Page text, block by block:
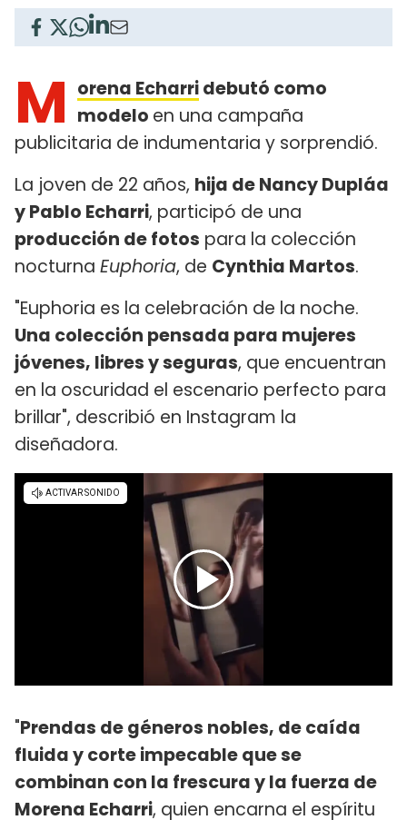
M orena Echarridebutó como
modelo en una campaña
publicitaria de indumentaria y sorprendió.
La joven de 22 años, hija de Nancy Dupláa
y Pablo Echarri, participó de una
producción de fotos para la colección
nocturna Euphoria, de Cynthia Martos.
"Euphoria es la celebración de la noche.
Una colección pensada para mujeres
jóvenes, libres y seguras, que encuentran
en la oscuridad el escenario perfecto para
brillar", describió en Instagram la
diseñadora.
"Prendas de géneros nobles, de caída
fluida y corte impecable que se
combinan con la frescura y la fuerza de
Morena Echarri, quien encarna el espíritu